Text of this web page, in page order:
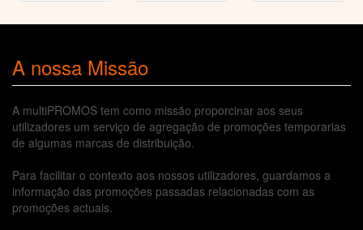
A nossa Missão
A multiPROMOS tem como missão proporcinar aos seus
utilizadores um serviço de agregação de promoções temporarias
de algumas marcas de distribuição.
Para facilitar o contexto aos nossos utilizadores, guardamos a
informação das promoções passadas relacionadas com as
promoções actuais.